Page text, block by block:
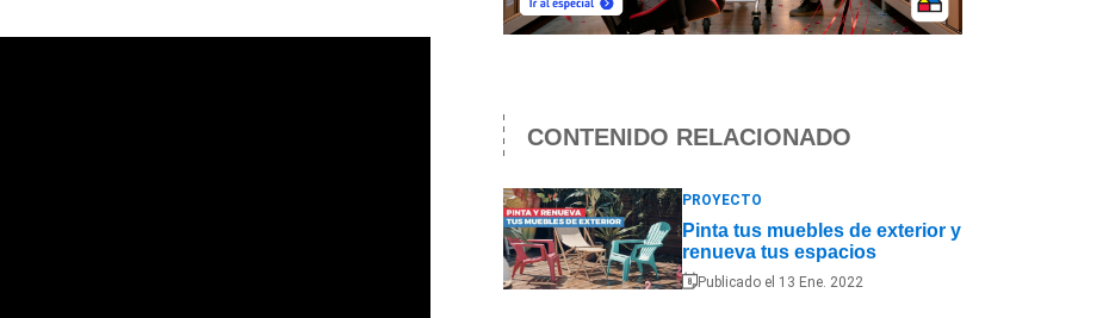
CONTENIDO RELACIONADO
PROYECTO
Pinta tus muebles de exterior y
renueva tus espacios
Publicado el 13 Ene. 2022